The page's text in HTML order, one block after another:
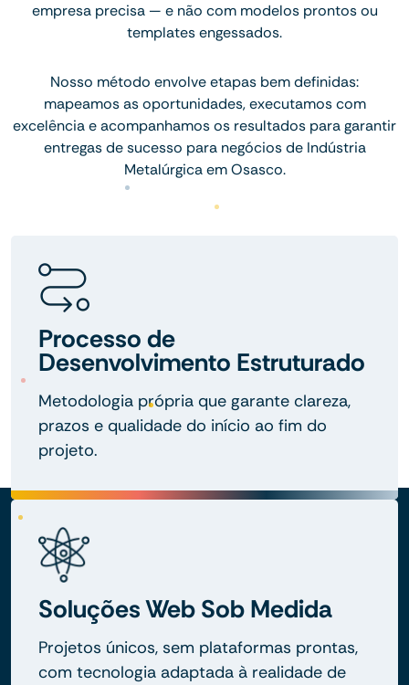
empresa precisa — e não com modelos prontos ou
templates engessados.
Nosso método envolve etapas bem definidas:
mapeamos as oportunidades, executamos com
excelência e acompanhamos os resultados para garantir
entregas de sucesso para negócios de Indústria
Metalúrgica em Osasco.
Processo de
Desenvolvimento Estruturado
Metodologia própria que garante clareza,
prazos e qualidade do início ao fim do
projeto.
Soluções Web Sob Medida
Projetos únicos, sem plataformas prontas,
com tecnologia adaptada à realidade de